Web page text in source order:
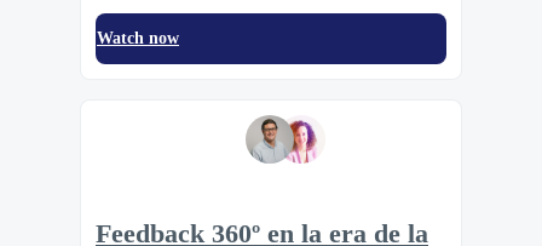
Watch now
Feedback 360º en la era de la